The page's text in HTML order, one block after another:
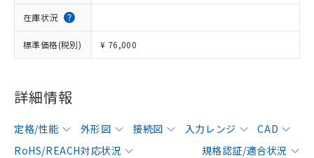
在庫状況
標準価格(税別) ¥ 76,000
詳細情報
定格/性能 外形図 接続図 入力レンジ
CAD
RoHS/REACH対応状況
規格認証/適合状況